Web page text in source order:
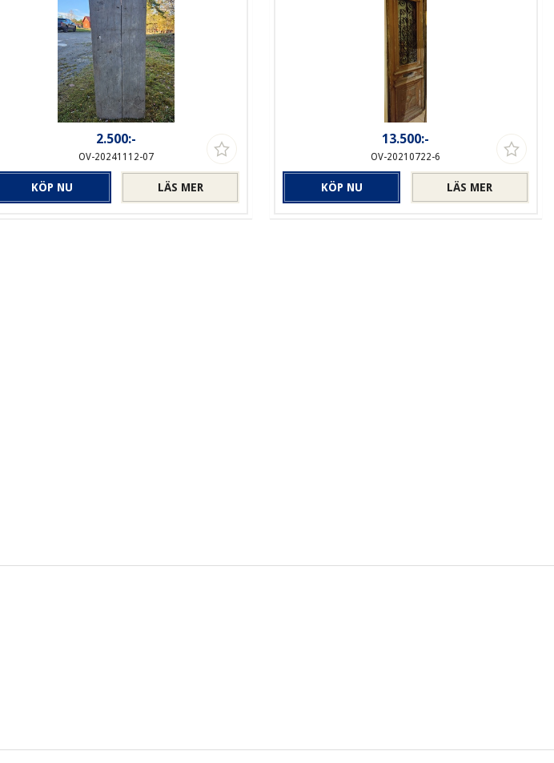
2.500:-
OV-20241112-07
LÄS MER
KÖP NU
13.500:-
OV-20210722-6
LÄS MER
KÖP NU